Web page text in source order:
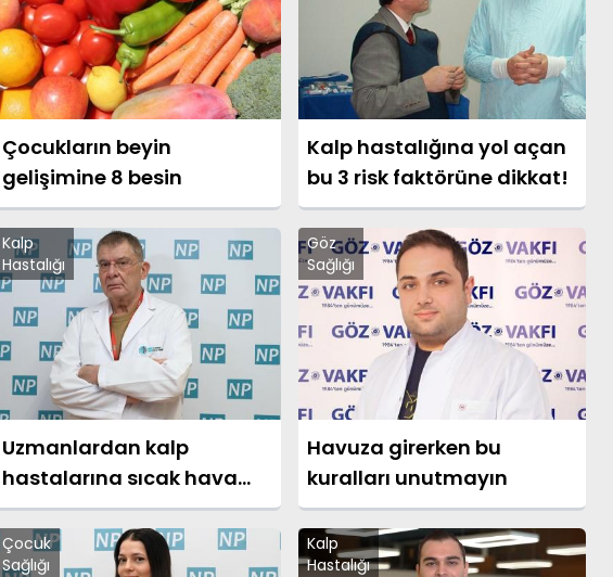
Çocukların beyin
gelişimine 8 besin
Kalp hastalığına yol açan
bu 3 risk faktörüne dikkat!
Kalp
Hastalığı
Uzmanlardan kalp
hastalarına sıcak hava
uyarısı
Göz
Sağlığı
Havuza girerken bu
kuralları unutmayın
Çocuk
Sağlığı
Kalp
Hastalığı